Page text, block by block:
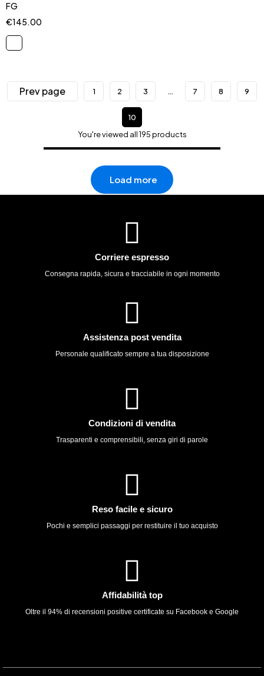
FG
€145.00
Prev page 1 2 3 … 7 8 9
10
You're viewed all 195 products
Load more
Corriere espresso
Consegna rapida, sicura e tracciabile in ogni momento
Assistenza post vendita
Personale qualificato sempre a tua disposizione
Condizioni di vendita
Trasparenti e comprensibili, senza giri di parole
Reso facile e sicuro
Pochi e semplici passaggi per restituire il tuo acquisto
Affidabilità top
Oltre il 94% di recensioni positive certificate su Facebook e Google